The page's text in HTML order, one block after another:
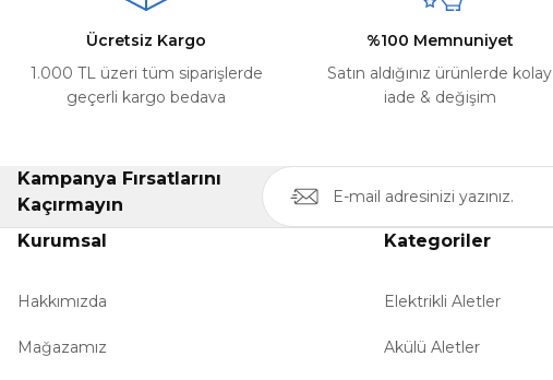
Ücretsiz Kargo
1.000 TL üzeri tüm siparişlerde
geçerli kargo bedava
%100 Memnuniyet
Satın aldığınız ürünlerde kolay
iade & değişim
Kampanya Fırsatlarını
Kaçırmayın
Kurumsal
Hakkımızda
Mağazamız
Kategoriler
Elektrikli Aletler
Akülü Aletler